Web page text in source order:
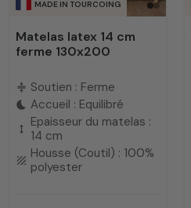
MADE IN TOURCOING
Matelas latex 14 cm
ferme 130x200
compress Soutien : Ferme
bedtime Accueil : Equilibré
height
Epaisseur du matelas :
14 cm
texture Housse (Coutil) : 100%
polyester